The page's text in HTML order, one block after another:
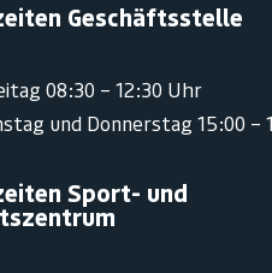
Geschäftsstelle
08:30 – 12:30 Uhr
und Donnerstag 15:00 –
Sport- und